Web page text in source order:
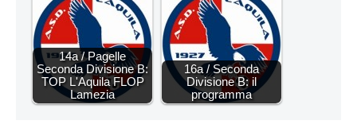
14a / Pagelle
Seconda Divisione B:
TOP L'Aquila FLOP
Lamezia
16a / Seconda
Divisione B: il
programma